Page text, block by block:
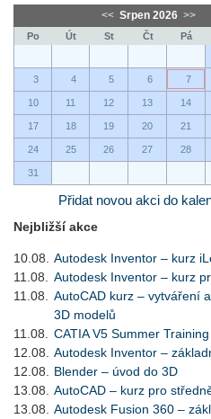
<< Srpen 2026 >>
Po Út St Čt Pá
3 4 5 6 7
10 11 12 13 14
17 18 19 20 21
24 25 26 27 28
31
Přidat novou akci do
Nejbližší akce
10.08.
Autodesk Inventor – kurz
11.08.
Autodesk Inventor – kurz
11.08.
AutoCAD kurz – vytváření
3D modelů
11.08.
CATIA V5 Summer
12.08.
Autodesk Inventor –
12.08.
Blender – úvod do 3D
13.08.
AutoCAD – kurz pro
13.08.
Autodesk Fusion 360 –